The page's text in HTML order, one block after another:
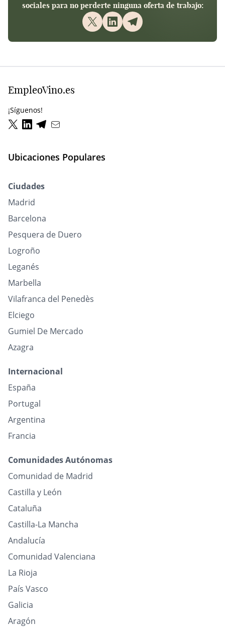
sociales para no perderte ninguna oferta de trabajo:
EmpleoVino.es
¡Síguenos!
Ubicaciones Populares
Ciudades
Madrid
Barcelona
Pesquera de Duero
Logroño
Leganés
Marbella
Vilafranca del Penedès
Elciego
Gumiel De Mercado
Azagra
Internacional
España
Portugal
Argentina
Francia
Comunidades Autónomas
Comunidad de Madrid
Castilla y León
Cataluña
Castilla-La Mancha
Andalucía
Comunidad Valenciana
La Rioja
País Vasco
Galicia
Aragón